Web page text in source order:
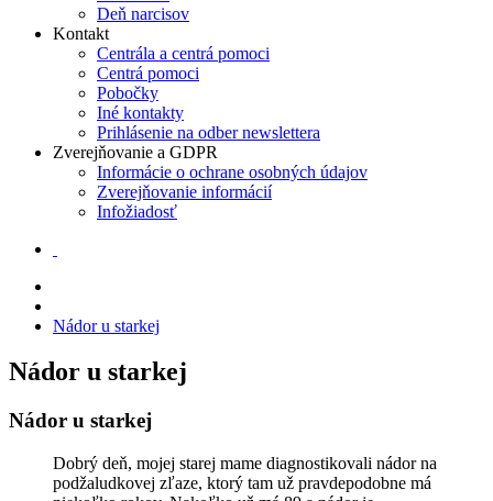
Deň narcisov
Kontakt
Centrála a centrá pomoci
Centrá pomoci
Pobočky
Iné kontakty
Prihlásenie na odber newslettera
Zverejňovanie a GDPR
Informácie o ochrane osobných údajov
Zverejňovanie informácií
Infožiadosť
Nádor u starkej
Nádor u starkej
Nádor u starkej
Dobrý deň, mojej starej mame diagnostikovali nádor na
podžaludkovej zľaze, ktorý tam už pravdepodobne má